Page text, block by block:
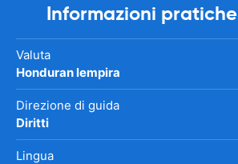
Informazioni pratiche
Valuta
Honduran lempira
Direzione di guida
Diritti
Lingua